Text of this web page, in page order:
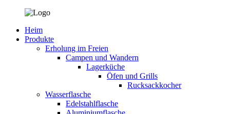
Heim
Produkte
Erholung im Freien
Campen und Wandern
Lagerküche
Öfen und Grills
Rucksackkocher
Wasserflasche
Edelstahlflasche